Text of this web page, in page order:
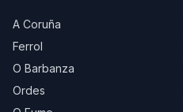
A Coruña
Ferrol
O Barbanza
Ordes